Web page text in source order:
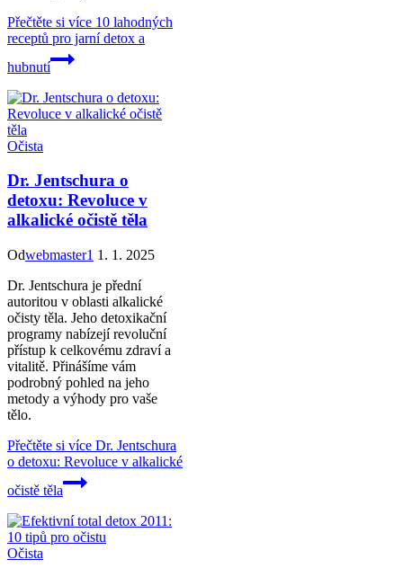
Přečtěte si více 10 lahodných
receptů pro jarní detox a
hubnutí
Očista
Dr. Jentschura o
detoxu: Revoluce v
alkalické očistě těla
Odwebmaster1 1. 1. 2025
Dr. Jentschura je přední
autoritou v oblasti alkalické
očisty těla. Jeho detoxikační
programy nabízejí revoluční
přístup k celkovému zdraví a
vitalitě. Přinášíme vám
podrobný pohled na jeho
metody a výhody pro vaše
tělo.
Přečtěte si více Dr. Jentschura
o detoxu: Revoluce v alkalické
očistě těla
Očista